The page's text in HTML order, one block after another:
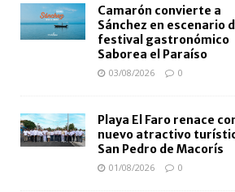
Camarón convierte a
Sánchez en escenario
festival gastronómico
Saborea el Paraíso
03/08/2026 0
Playa El Faro renace
nuevo atractivo
San Pedro de Macorís
01/08/2026 0